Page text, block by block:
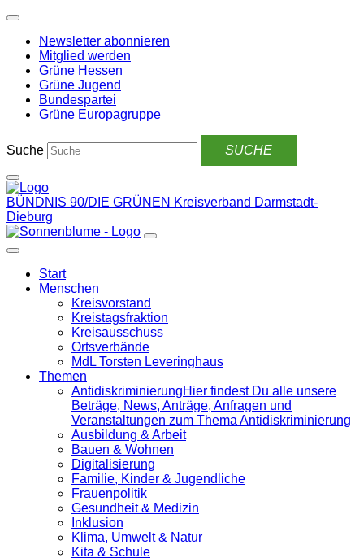
Weiter
Inhalt
Newsletter abonnieren
Mitglied werden
Grüne Hessen
Grüne Jugend
Bundespartei
Grüne Europagruppe
Suche
BÜNDNIS 90/DIE GRÜNEN Kreisverband Darmstadt-
Dieburg
Start
Menschen
Kreisvorstand
Kreistagsfraktion
Kreisausschuss
Ortsverbände
MdL Torsten Leveringhaus
Themen
Antidiskrimi­nierungHier findest Du alle unsere
Beträge, News, Anträge, Anfragen und
Veranstaltungen zum Thema Antidiskriminierung
Ausbildung & Arbeit
Bauen & Wohnen
Digitalisierung
Familie, Kinder & Jugendliche
Frauenpolitik
Gesundheit & Medizin
Inklusion
Klima, Umwelt & Natur
Kita & Schule